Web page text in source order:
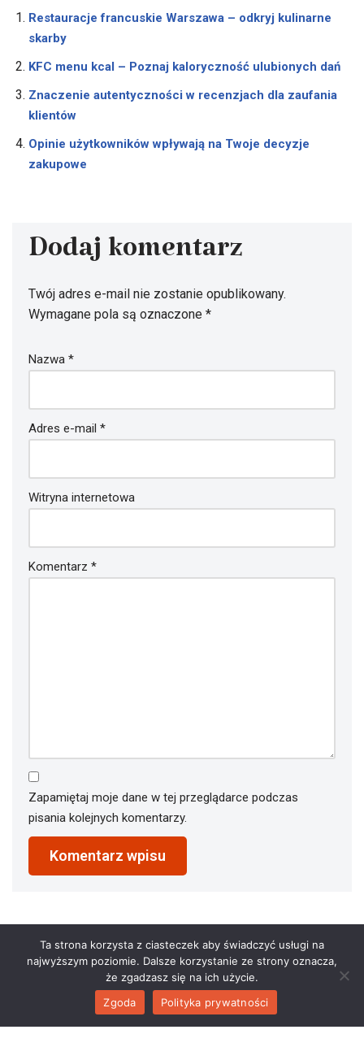
Restauracje francuskie Warszawa – odkryj kulinarne
skarby
KFC menu kcal – Poznaj kaloryczność ulubionych dań
Znaczenie autentyczności w recenzjach dla zaufania
klientów
Opinie użytkowników wpływają na Twoje decyzje
zakupowe
Dodaj komentarz
Twój adres e-mail nie zostanie opublikowany.
Wymagane pola są oznaczone *
Nazwa *
Adres e-mail *
Witryna internetowa
Komentarz *
Zapamiętaj moje dane w tej przeglądarce podczas
pisania kolejnych komentarzy.
2023 © restauracjaathena.pl. All Rights Reserved.
Ta strona korzysta z ciasteczek aby świadczyć usługi na
najwyższym poziomie. Dalsze korzystanie ze strony oznacza,
że zgadzasz się na ich użycie.
Zgoda
Polityka prywatności